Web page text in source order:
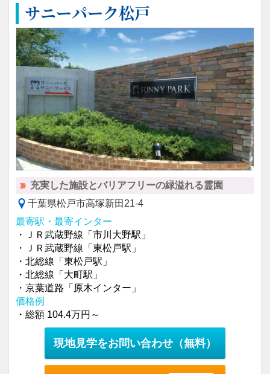
サニーパーク松戸
充実した施設とバリアフリーの緑溢れる霊園
千葉県松戸市高塚新田21-4
最寄駅・最寄インター
・ＪＲ武蔵野線「市川大野駅」
・ＪＲ武蔵野線「東松戸駅」
・北総線「東松戸駅」
・北総線「大町駅」
・京葉道路「原木インター」
価格例
・総額 104.4万円～
現地見学をお問い合わせ （無料）